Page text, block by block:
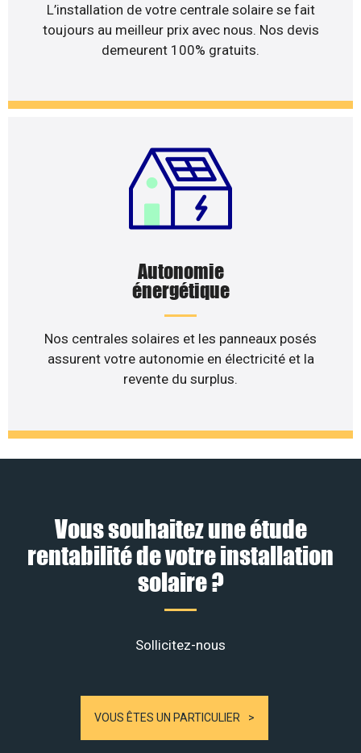
L’installation de votre centrale solaire se fait
toujours au meilleur prix avec nous. Nos devis
demeurent 100% gratuits.
Autonomie
énergétique
Nos centrales solaires et les panneaux posés
assurent votre autonomie en électricité et la
revente du surplus.
Vous souhaitez une étude
rentabilité de votre installation
solaire ?
Sollicitez-nous
VOUS ÊTES UN PARTICULIER